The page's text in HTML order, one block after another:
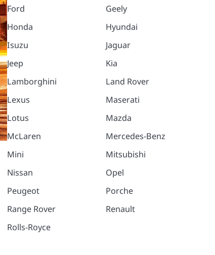
Ford
Honda
Isuzu
Jeep
Lamborghini
Lexus
Lotus
McLaren
Mini
Nissan
Peugeot
Range Rover
Rolls-Royce
Geely
Hyundai
Jaguar
Kia
Land Rover
Maserati
Mazda
Mercedes-Benz
Mitsubishi
Opel
Porche
Renault